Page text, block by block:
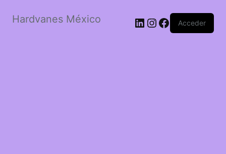
Hardvanes México LinkedIn
Instagram
Facebook
Acceder